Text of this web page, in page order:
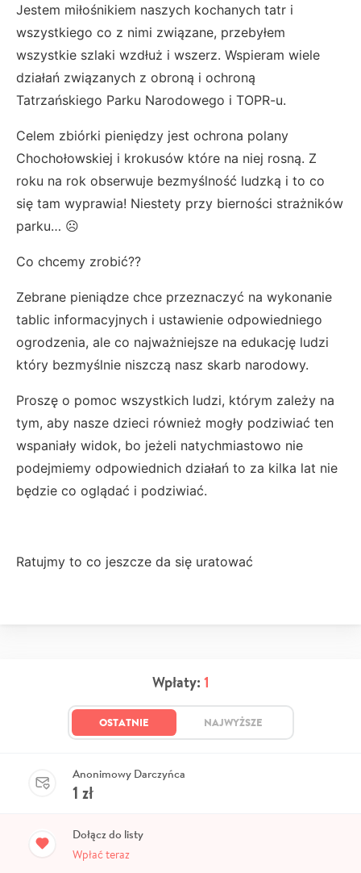
Jestem miłośnikiem naszych kochanych tatr i
wszystkiego co z nimi związane, przebyłem
wszystkie szlaki wzdłuż i wszerz. Wspieram wiele
działań związanych z obroną i ochroną
Tatrzańskiego Parku Narodowego i TOPR-u.
Celem zbiórki pieniędzy jest ochrona polany
Chochołowskiej i krokusów które na niej rosną. Z
roku na rok obserwuje bezmyślność ludzką i to co
się tam wyprawia! Niestety przy bierności strażników
parku… ☹
Co chcemy zrobić??
Zebrane pieniądze chce przeznaczyć na wykonanie
tablic informacyjnych i ustawienie odpowiedniego
ogrodzenia, ale co najważniejsze na edukację ludzi
który bezmyślnie niszczą nasz skarb narodowy.
Proszę o pomoc wszystkich ludzi, którym zależy na
tym, aby nasze dzieci również mogły podziwiać ten
wspaniały widok, bo jeżeli natychmiastowo nie
podejmiemy odpowiednich działań to za kilka lat nie
będzie co oglądać i podziwiać.
Ratujmy to co jeszcze da się uratować
Wpłaty: 1
OSTATNIE NAJWYŻSZE
Anonimowy Darczyńca
1 zł
Dołącz do listy
Wpłać teraz